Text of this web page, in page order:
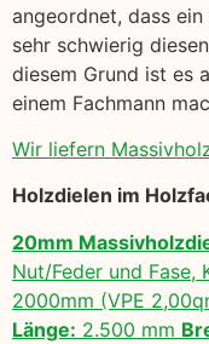
angeordnet, dass
sehr schwierig
diesem Grund ist es
einem Fachmann
Wir liefern
Holzdielen im
20mm
Nut/Feder und Fase,
2000mm (VPE
Länge: 2.500 mm